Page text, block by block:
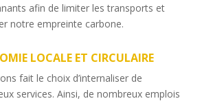
afin de limiter les transports et
notre empreinte carbone.
LOCALE ET CIRCULAIRE
fait le choix d’internaliser de
services. Ainsi, de nombreux emplois